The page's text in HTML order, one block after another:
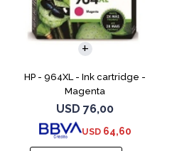
HP - 964XL - Ink cartridge -
Magenta
USD 76,00
USD 64,60